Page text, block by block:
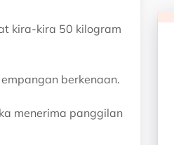
kira-kira 50 kilogram
berkenaan.
menerima panggilan